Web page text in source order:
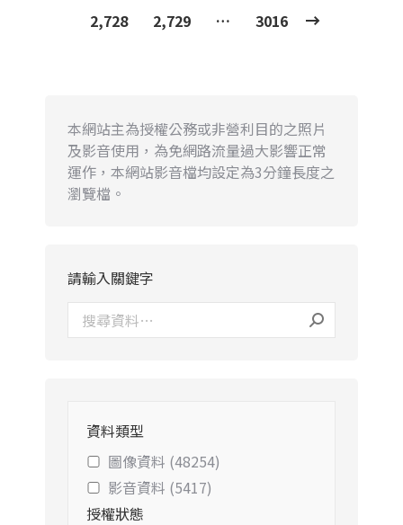
2,728
2,729 … 3016
本網站主為授權公務或非營利目的之照片
及影音使用，為免網路流量過大影響正常
運作，本網站影音檔均設定為3分鐘長度之
瀏覽檔。
請輸入關鍵字
資料類型
圖像資料 (48254)
影音資料 (5417)
授權狀態